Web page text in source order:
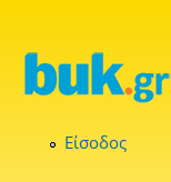
Είσοδος